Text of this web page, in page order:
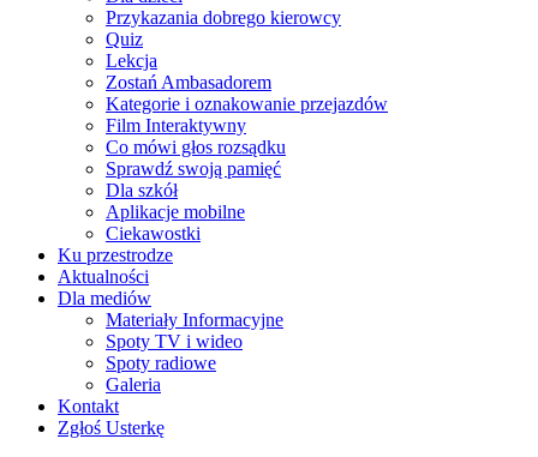
Przykazania dobrego kierowcy
Quiz
Lekcja
Zostań Ambasadorem
Kategorie i oznakowanie przejazdów
Film Interaktywny
Co mówi głos rozsądku
Sprawdź swoją pamięć
Dla szkół
Aplikacje mobilne
Ciekawostki
Ku przestrodze
Aktualności
Dla mediów
Materiały Informacyjne
Spoty TV i wideo
Spoty radiowe
Galeria
Kontakt
Zgłoś Usterkę